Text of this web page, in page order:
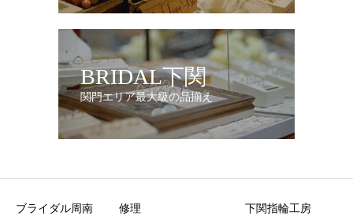
BRIDAL下関
関門エリア最大級の品揃え
ブライダル周南
修理
下関指輪工房